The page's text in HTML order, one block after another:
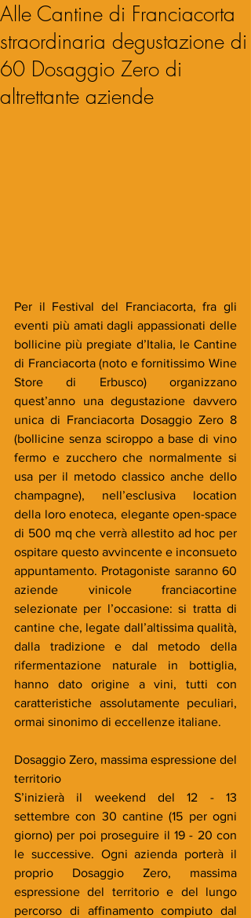
Alle Cantine di Franciacorta
straordinaria degustazione di
60 Dosaggio Zero di
altrettante aziende
Per il Festival del Franciacorta, fra gli
eventi più amati dagli appassionati delle
bollicine più pregiate d’Italia, le Cantine
di Franciacorta (noto e fornitissimo Wine
Store di Erbusco) organizzano
quest’anno una degustazione davvero
unica di Franciacorta Dosaggio Zero 8
(bollicine senza sciroppo a base di vino
fermo e zucchero che normalmente si
usa per il metodo classico anche dello
champagne), nell’esclusiva location
della loro enoteca, elegante open-space
di 500 mq che verrà allestito ad hoc per
ospitare questo avvincente e inconsueto
appuntamento. Protagoniste saranno 60
aziende vinicole franciacortine
selezionate per l’occasione: si tratta di
cantine che, legate dall’altissima qualità,
dalla tradizione e dal metodo della
rifermentazione naturale in bottiglia,
hanno dato origine a vini, tutti con
caratteristiche assolutamente peculiari,
ormai sinonimo di eccellenze italiane.
Dosaggio Zero, massima espressione del
territorio
S’inizierà il weekend del 12 - 13
settembre con 30 cantine (15 per ogni
giorno) per poi proseguire il 19 - 20 con
le successive. Ogni azienda porterà il
proprio Dosaggio Zero, massima
espressione del territorio e del lungo
percorso di affinamento compiuto dal